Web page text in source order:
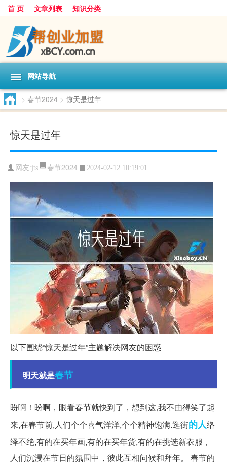
首 页 文章列表 知识分类
网站导航
> 春节2024 > 惊天是过年
惊天是过年
网友:jts 春节2024 2024-02-12 10:19:01
以下围绕“惊天是过年”主题解决网友的困惑
明天就是春节
盼啊！盼啊，眼看春节就快到了，想到这,我不由得笑了起
来,在春节前,人们个个喜气洋洋,个个精神饱满.逛街的人络
绎不绝,有的在买年画,有的在买年货,有的在挑选新衣服，
人们沉浸在节日的氛围中，彼此互相问候和拜年。 春节的